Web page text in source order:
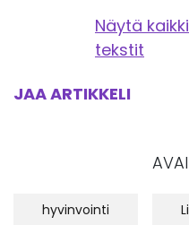
Näytä
tekstit
JAA ARTIKKELI
hyvinvointi